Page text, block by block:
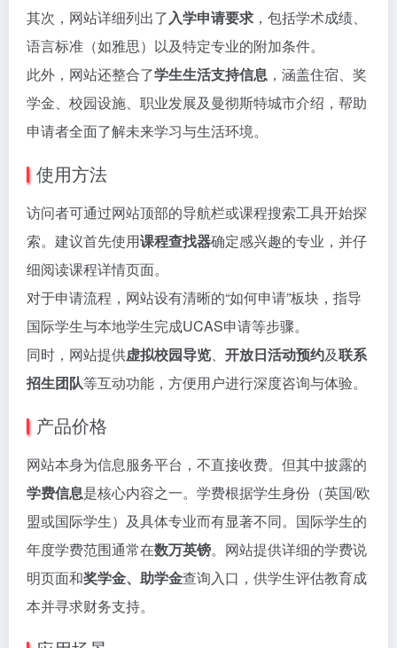
其次，网站详细列出了入学申请要求 ，包括学术成绩、
语言标准（如雅思）以及特定专业的附加条件。
此外，网站还整合了学生生活支持信息 ，涵盖住宿、奖
学金、校园设施、职业发展及曼彻斯特城市介绍，帮助
申请者全面了解未来学习与生活环境。
使用方法
访问者可通过网站顶部的导航栏或课程搜索工具开始探
索。建议首先使用课程查找器确定感兴趣的专业，并仔
细阅读课程详情页面。
对于申请流程，网站设有清晰的“如何申请”板块，指导
国际学生与本地学生完成UCAS申请等步骤。
同时，网站提供虚拟校园导览、 开放日活动预约及联系
招生团队等互动功能，方便用户进行深度咨询与体验。
产品价格
网站本身为信息服务平台，不直接收费。但其中披露的
学费信息是核心内容之一。学费根据学生身份（英国/欧
盟或国际学生）及具体专业而有显著不同。国际学生的
年度学费范围通常在数万英镑。网站提供详细的学费说
明页面和奖学金、助学金查询入口，供学生评估教育成
本并寻求财务支持。